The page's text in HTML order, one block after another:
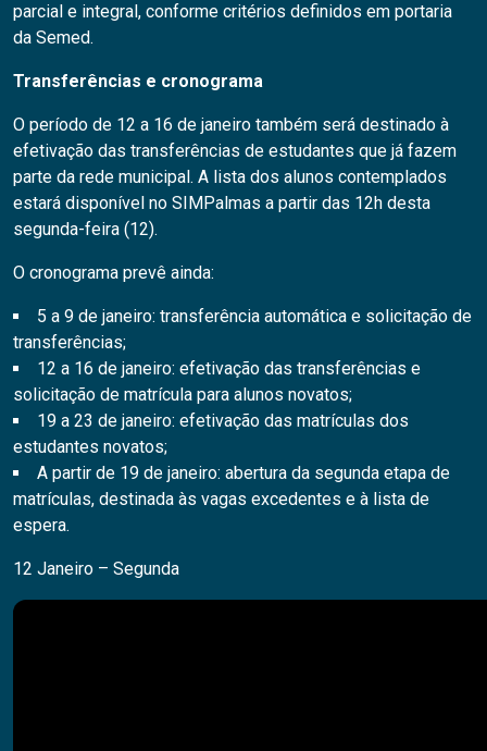
parcial e integral, conforme critérios definidos em portaria
da Semed.
Transferências e cronograma
O período de 12 a 16 de janeiro também será destinado à
efetivação das transferências de estudantes que já fazem
parte da rede municipal. A lista dos alunos contemplados
estará disponível no SIMPalmas a partir das 12h desta
segunda-feira (12).
O cronograma prevê ainda:
5 a 9 de janeiro: transferência automática e solicitação de
transferências;
12 a 16 de janeiro: efetivação das transferências e
solicitação de matrícula para alunos novatos;
19 a 23 de janeiro: efetivação das matrículas dos
estudantes novatos;
A partir de 19 de janeiro: abertura da segunda etapa de
matrículas, destinada às vagas excedentes e à lista de
espera.
12 Janeiro – Segunda